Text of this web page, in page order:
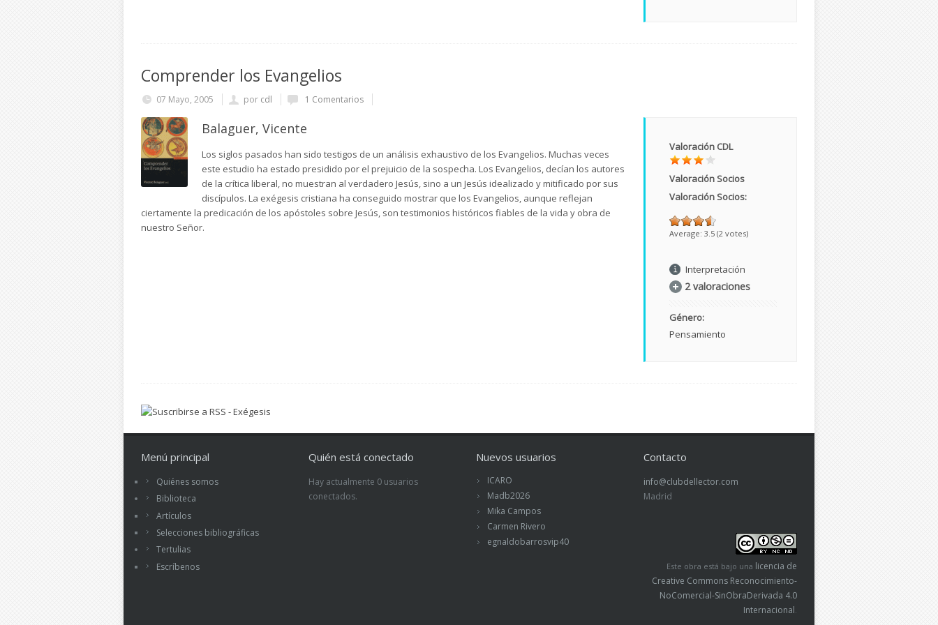
Comprender los Evangelios
07 Mayo, 2005 por cdl 1 Comentarios
Balaguer, Vicente
Los siglos pasados han sido testigos de un análisis exhaustivo de los Evangelios. Muchas veces
este estudio ha estado presidido por el prejuicio de la sospecha. Los Evangelios, decían los autores
de la crítica liberal, no muestran al verdadero Jesús, sino a un Jesús idealizado y mitificado por sus
discípulos. La exégesis cristiana ha conseguido mostrar que los Evangelios, aunque reflejan
ciertamente la predicación de los apóstoles sobre Jesús, son testimonios históricos fiables de la vida y obra de
nuestro Señor.
Valoración CDL
Valoración Socios
Valoración Socios:
Average: 3.5 (2 votes)
Interpretación
2 valoraciones
Género:
Pensamiento
Menú principal
Quiénes somos
Biblioteca
Artículos
Selecciones bibliográficas
Tertulias
Escríbenos
Quién está conectado
Hay actualmente 0 usuarios
conectados.
Nuevos usuarios
ICARO
Madb2026
Mika Campos
Carmen Rivero
egnaldobarrosvip40
Contacto
info@clubdellector.com
Madrid
Este obra está bajo una licencia de
Creative Commons Reconocimiento-
NoComercial-SinObraDerivada 4.0
Internacional